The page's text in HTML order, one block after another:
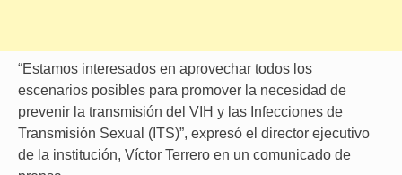
“Estamos interesados en aprovechar todos los
escenarios posibles para promover la necesidad de
prevenir la transmisión del VIH y las Infecciones de
Transmisión Sexual (ITS)”, expresó el director ejecutivo
de la institución, Víctor Terrero en un comunicado de